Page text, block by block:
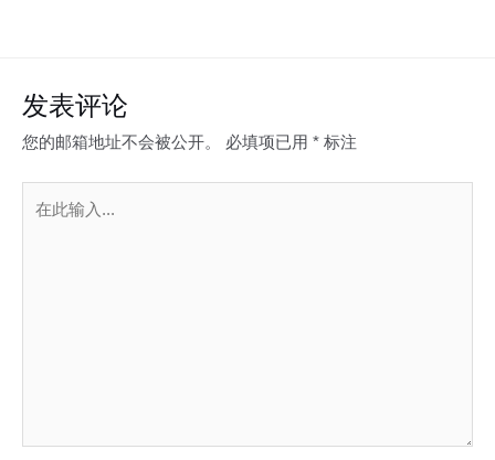
发表评论
您的邮箱地址不会被公开。 必填项已用 * 标注